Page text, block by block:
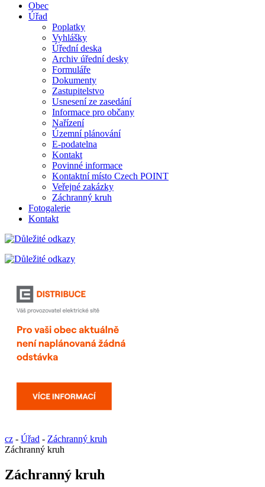
Obec
Úřad
Poplatky
Vyhlášky
Úřední deska
Archiv úřední desky
Formuláře
Dokumenty
Zastupitelstvo
Usnesení ze zasedání
Informace pro občany
Nařízení
Územní plánování
E-podatelna
Kontakt
Povinné informace
Kontaktní místo Czech POINT
Veřejné zakázky
Záchranný kruh
Fotogalerie
Kontakt
cz - Úřad - Záchranný kruh
Záchranný kruh
Záchranný kruh